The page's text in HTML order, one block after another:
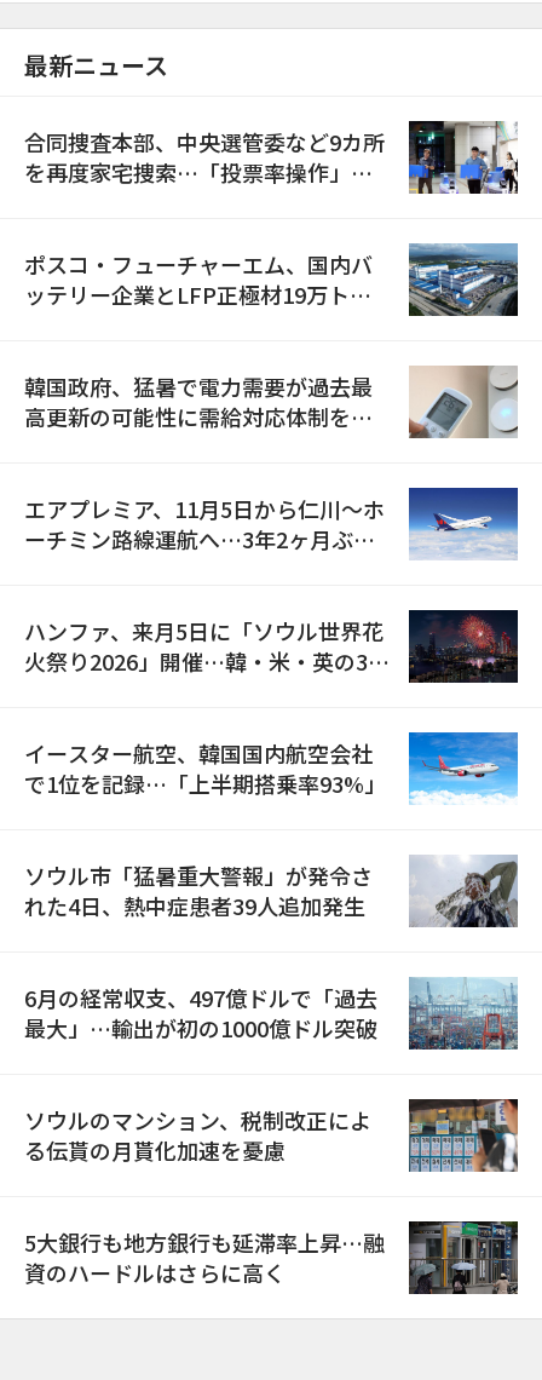
最新ニュース
合同捜査本部、中央選管委など9カ所
を再度家宅捜索…「投票率操作」の
ポスコ・フューチャーエム、国内バ
ッテリー企業とLFP正極材19万トン
韓国政府、猛暑で電力需要が過去最
高更新の可能性に需給対応体制を点
エアプレミア、11月5日から仁川〜ホ
ーチミン路線運航へ…3年2ヶ月ぶり
ハンファ、来月5日に「ソウル世界花
火祭り2026」開催…韓・米・英の3カ
イースター航空、韓国国内航空会社
で1位を記録…「上半期搭乗率93%」
ソウル市「猛暑重大警報」が発令さ
れた4日、熱中症患者39人追加発生
6月の経常収支、497億ドルで「過去
最大」…輸出が初の1000億ドル突破
ソウルのマンション、税制改正によ
る伝貰の月貰化加速を憂慮
5大銀行も地方銀行も延滞率上昇…融
資のハードルはさらに高く